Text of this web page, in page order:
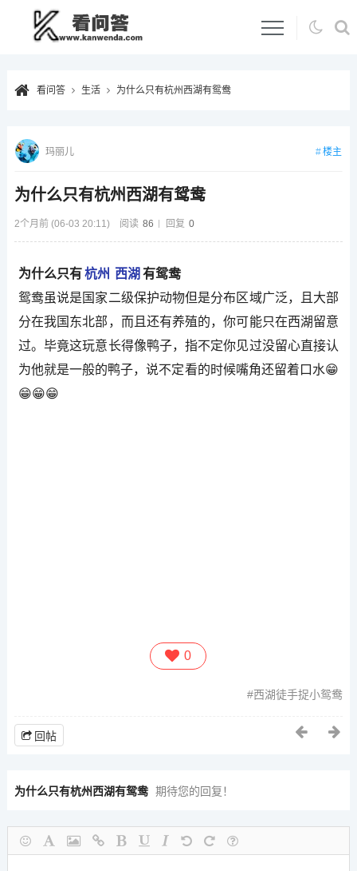
看问答 生活 为什么只有杭州西湖有鸳鸯
为什么只有杭州西湖有鸳鸯
2个月前 (06-03 20:11) 阅读 86 回复 0
玛丽儿 楼主
为什么只有杭州 西湖 有鸳鸯
鸳鸯虽说是国家二级保护动物但是分布区域广泛，且大部
分在我国东北部，而且还有养殖的，你可能只在西湖留意
过。毕竟这玩意长得像鸭子，指不定你见过没留心直接认
为他就是一般的鸭子，说不定看的时候嘴角还留着口水😁
😁😁😁
0
西湖徒手捉小鸳鸯
回帖
为什么只有杭州西湖有鸳鸯 期待您的回复！